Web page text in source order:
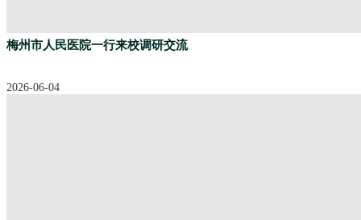
梅州市人民医院一行来校调研交流
2026-06-04